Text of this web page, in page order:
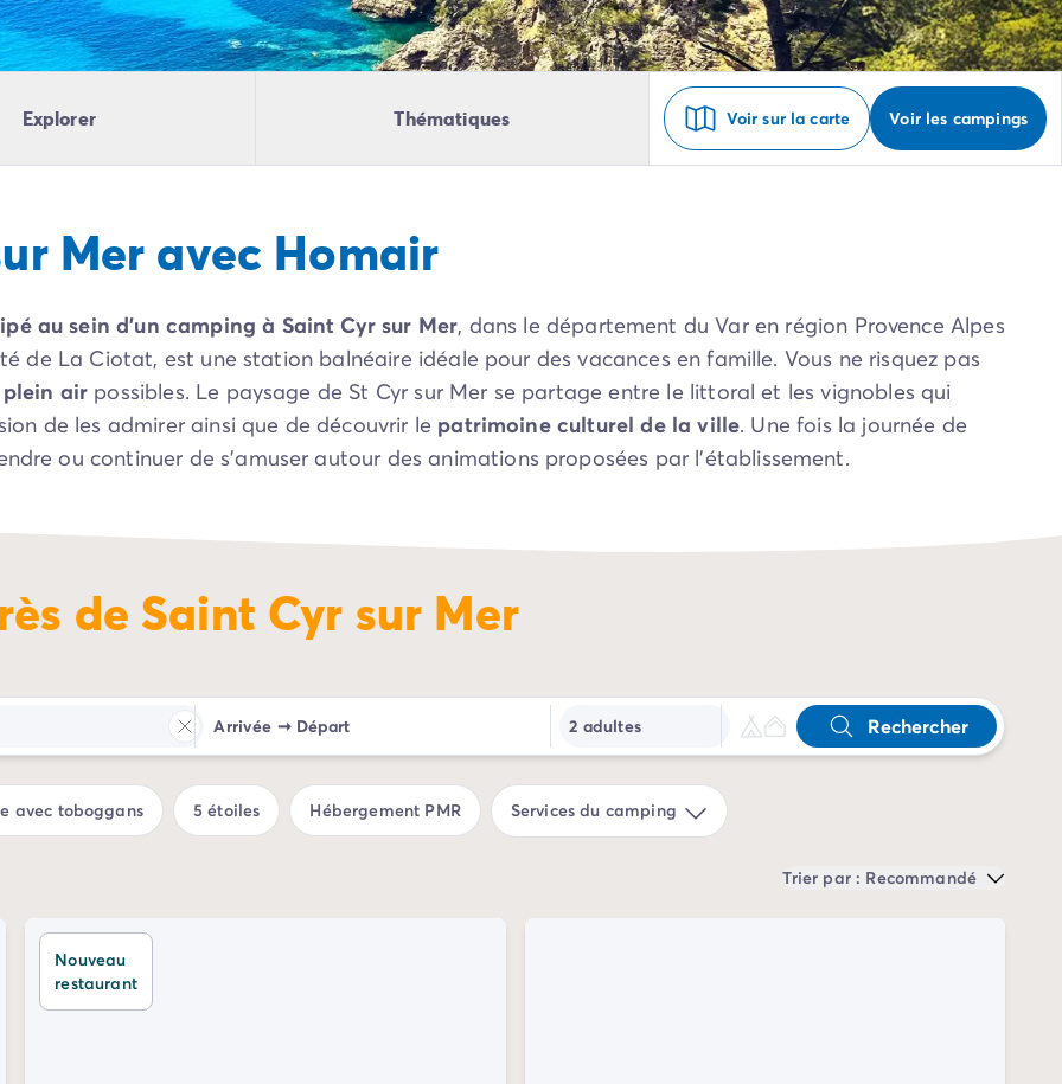
Explorer Thématiques Voir sur la carte Voir les campings
Mer avec Homair
au sein d’un camping à Saint Cyr sur Mer, dans le département du Var en région Provence Alpes
de La Ciotat, est une station balnéaire idéale pour des vacances en famille. Vous ne risquez pas
air possibles. Le paysage de St Cyr sur Mer se partage entre le littoral et les vignobles qui
de les admirer ainsi que de découvrir le patrimoine culturel de la ville. Une fois la journée de
ou continuer de s’amuser autour des animations proposées par l’établissement.
de Saint Cyr sur Mer
Arrivée ➞ Départ 2 adultes Rechercher
avec toboggans 5 étoiles Hébergement PMR Services du camping
Trier par : Recommandé
Nouveau
restaurant